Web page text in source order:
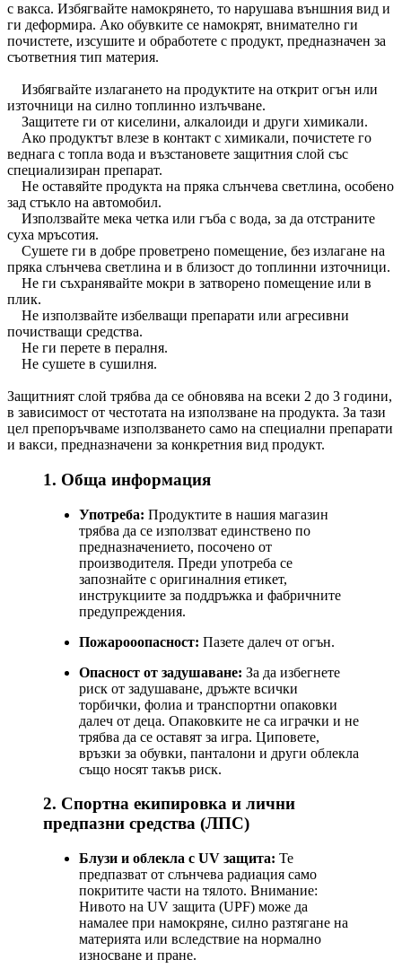
с вакса. Избягвайте намокрянето, то нарушава външния вид и
ги деформира. Ако обувките се намокрят, внимателно ги
почистете, изсушите и обработете с продукт, предназначен за
съответния тип материя.
Избягвайте излагането на продуктите на открит огън или
източници на силно топлинно излъчване.
Защитете ги от киселини, алкалоиди и други химикали.
Ако продуктът влезе в контакт с химикали, почистете го
веднага с топла вода и възстановете защитния слой със
специализиран препарат.
Не оставяйте продукта на пряка слънчева светлина, особено
зад стъкло на автомобил.
Използвайте мека четка или гъба с вода, за да отстраните
суха мръсотия.
Сушете ги в добре проветрено помещение, без излагане на
пряка слънчева светлина и в близост до топлинни източници.
Не ги съхранявайте мокри в затворено помещение или в
плик.
Не използвайте избелващи препарати или агресивни
почистващи средства.
Не ги перете в пералня.
Не сушете в сушилня.
Защитният слой трябва да се обновява на всеки 2 до 3 години,
в зависимост от честотата на използване на продукта. За тази
цел препоръчваме използването само на специални препарати
и вакси, предназначени за конкретния вид продукт.
1. Обща информация
Употреба: Продуктите в нашия магазин
трябва да се използват единствено по
предназначението, посочено от
производителя. Преди употреба се
запознайте с оригиналния етикет,
инструкциите за поддръжка и фабричните
предупреждения.
Пожарооопасност: Пазете далеч от огън.
Опасност от задушаване: За да избегнете
риск от задушаване, дръжте всички
торбички, фолиа и транспортни опаковки
далеч от деца. Опаковките не са играчки и не
трябва да се оставят за игра. Циповете,
връзки за обувки, панталони и други облекла
също носят такъв риск.
2. Спортна екипировка и лични
предпазни средства (ЛПС)
Блузи и облекла с UV защита: Те
предпазват от слънчева радиация само
покритите части на тялото. Внимание:
Нивото на UV защита (UPF) може да
намалее при намокряне, силно разтягане на
материята или вследствие на нормално
износване и пране.